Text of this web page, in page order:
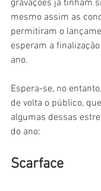
gravações já tinham
mesmo assim as
permitiram o
esperam a
ano.
Espera-se, no
de volta o público,
algumas dessas
do ano:
Scarface